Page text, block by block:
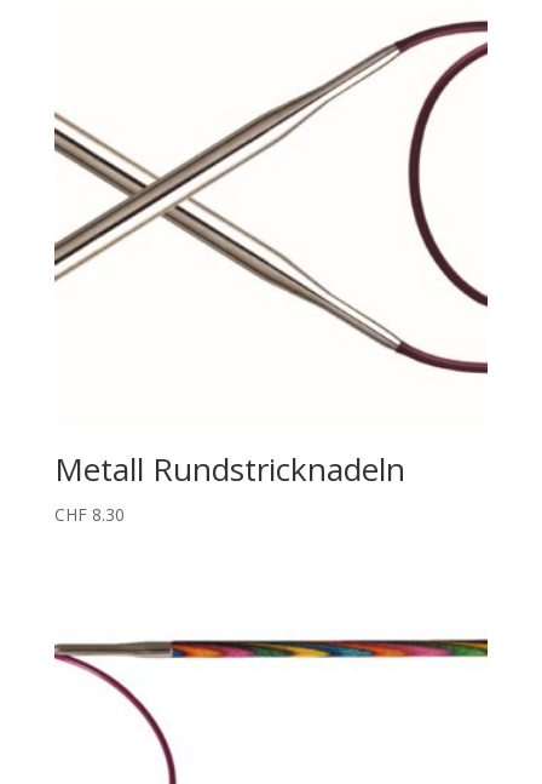
Metall Rundstricknadeln
CHF8.30